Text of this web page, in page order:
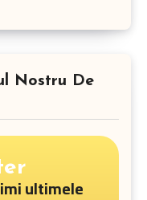
Nostru De
ultimele